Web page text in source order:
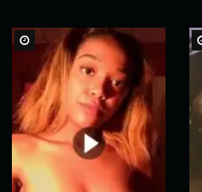
Watch Later